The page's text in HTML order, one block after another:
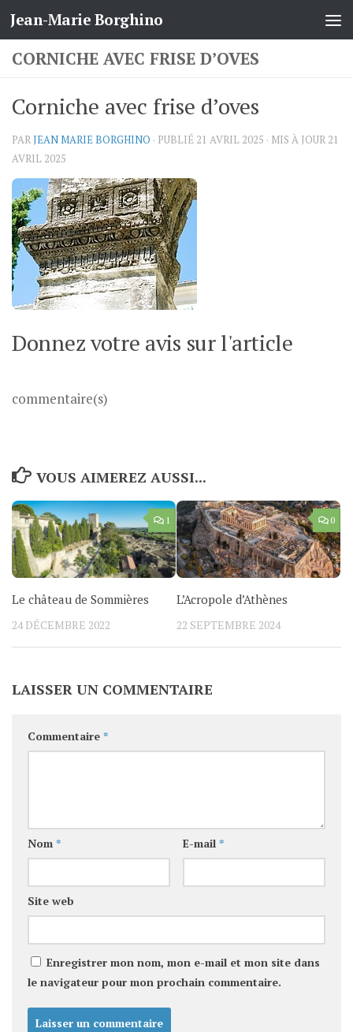
Skip to content
Jean-Marie Borghino
CORNICHE AVEC FRISE D’OVES
Corniche avec frise d’oves
PARJEAN MARIE BORGHINO · PUBLIÉ 21 AVRIL 2025 · MIS À JOUR 21
AVRIL 2025
Donnez votre avis sur l'article
commentaire(s)
VOUS AIMEREZ AUSSI...
1
Le château de Sommières
24 DÉCEMBRE 2022
0
L’Acropole d’Athènes
22 SEPTEMBRE 2024
LAISSER UN COMMENTAIRE
Commentaire *
Nom * E-mail *
Site web
Enregistrer mon nom, mon e-mail et mon site dans
le navigateur pour mon prochain commentaire.